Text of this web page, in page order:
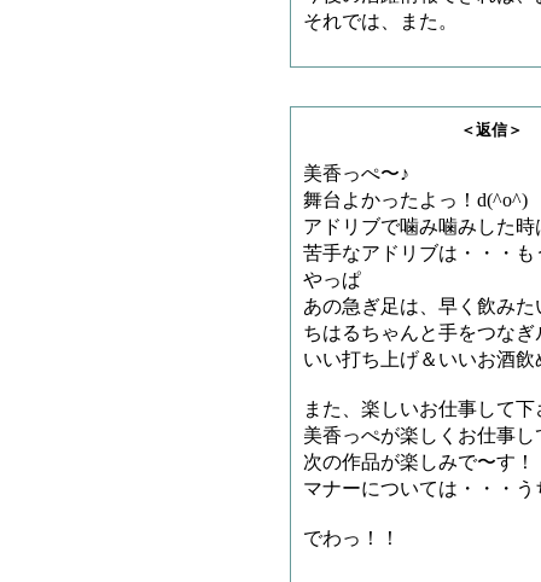
それでは、また。
＜返信＞ もんちゃ
美香っぺ〜♪
舞台よかったよっ！d(^o^)
アドリブで噛み噛みした
苦手なアドリブは・・・
やっぱ
あの急ぎ足は、早く飲み
ちはるちゃんと手をつな
いい打ち上げ＆いいお酒
また、楽しいお仕事して
美香っぺが楽しくお仕事
次の作品が楽しみで〜す
マナーについては・・・
でわっ！！